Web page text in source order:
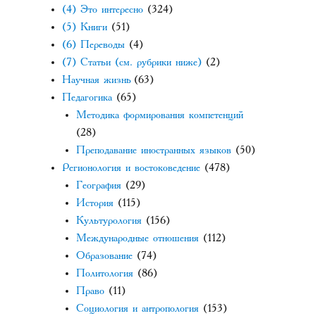
(4) Это интересно(324)
(5) Книги(51)
(6) Переводы(4)
(7) Статьи (см. рубрики ниже)(2)
Научная жизнь(63)
Педагогика(65)
Методика формирования компетенций
(28)
Преподавание иностранных языков(50)
Регионология и востоковедение(478)
География(29)
История(115)
Культурология(156)
Международные отношения(112)
Образование(74)
Политология(86)
Право(11)
Социология и антропология(153)